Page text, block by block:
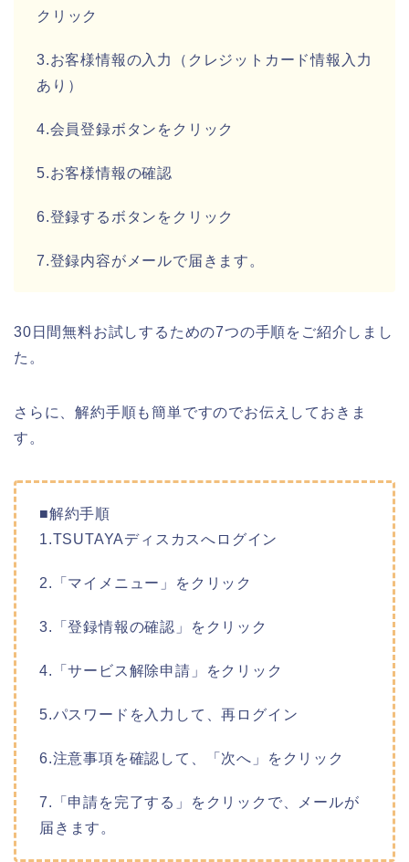
クリック
3.お客様情報の入力（クレジットカード情報入力
あり）
4.会員登録ボタンをクリック
5.お客様情報の確認
6.登録するボタンをクリック
7.登録内容がメールで届きます。
30日間無料お試しするための7つの手順をご紹介しまし
た。
さらに、解約手順も簡単ですのでお伝えしておきま
す。
■解約手順
1.TSUTAYAディスカスへログイン
2.「マイメニュー」をクリック
3.「登録情報の確認」をクリック
4.「サービス解除申請」をクリック
5.パスワードを入力して、再ログイン
6.注意事項を確認して、「次へ」をクリック
7.「申請を完了する」をクリックで、メールが
届きます。